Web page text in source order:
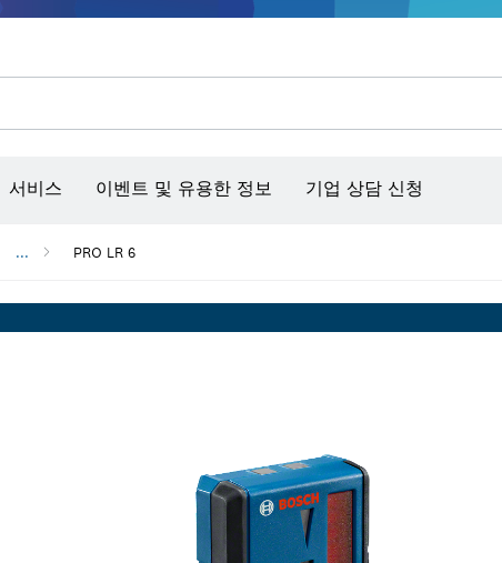
서비스 이벤트 및 유용한 정보 기업 상담 신청
... PRO LR 6